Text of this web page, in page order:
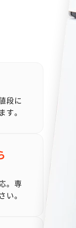
段に
す。
。専
い。